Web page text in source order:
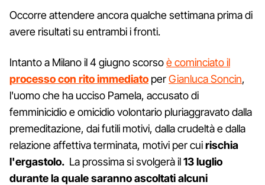
Occorre attendere ancora qualche settimana prima di
avere risultati su entrambi i fronti.
Intanto a Milano il 4 giugno scorsoè cominciato il
processo con rito immediato perGianluca Soncin,
l'uomo che ha ucciso Pamela, accusato di
femminicidio e omicidio volontario pluriaggravato dalla
premeditazione, dai futili motivi, dalla crudeltà e dalla
relazione affettiva terminata, motivi per cuirischia
l'ergastolo. La prossima si svolgerà il13 luglio
durante la quale saranno ascoltati alcuni